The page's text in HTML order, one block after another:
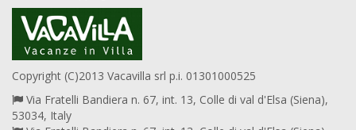
Copyright (C)2013 Vacavilla srl p.i. 01301000525
Via Fratelli Bandiera n. 67, int. 13, Colle di val d'Elsa (Siena),
53034, Italy